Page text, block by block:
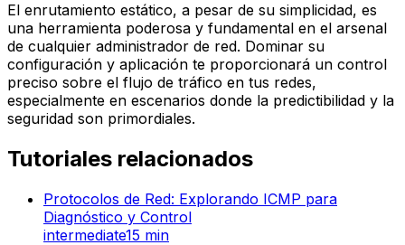
El enrutamiento estático, a pesar de su simplicidad, es
una herramienta poderosa y fundamental en el arsenal
de cualquier administrador de red. Dominar su
configuración y aplicación te proporcionará un control
preciso sobre el flujo de tráfico en tus redes,
especialmente en escenarios donde la predictibilidad y la
seguridad son primordiales.
Tutoriales relacionados
Protocolos de Red: Explorando ICMP para
Diagnóstico y Control
intermediate15 min